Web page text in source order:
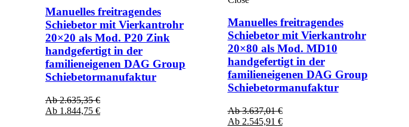
Manuelles freitragendes
Schiebetor mit Vierkantrohr
20×20 als Mod. P20 Zink
handgefertigt in der
familieneigenen DAG Group
Schiebetormanufaktur
Ab2.635,35€
Ab 1.844,75 €
Manuelles freitragendes
Schiebetor mit Vierkantrohr
20×80 als Mod. MD10
handgefertigt in der
familieneigenen DAG Group
Schiebetormanufaktur
Ab3.637,01€
Ab 2.545,91 €